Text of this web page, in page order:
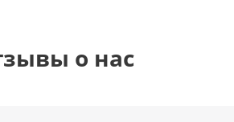
о нас